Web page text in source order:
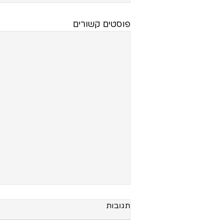
פוסטים קשורים
משרה 1תגובות